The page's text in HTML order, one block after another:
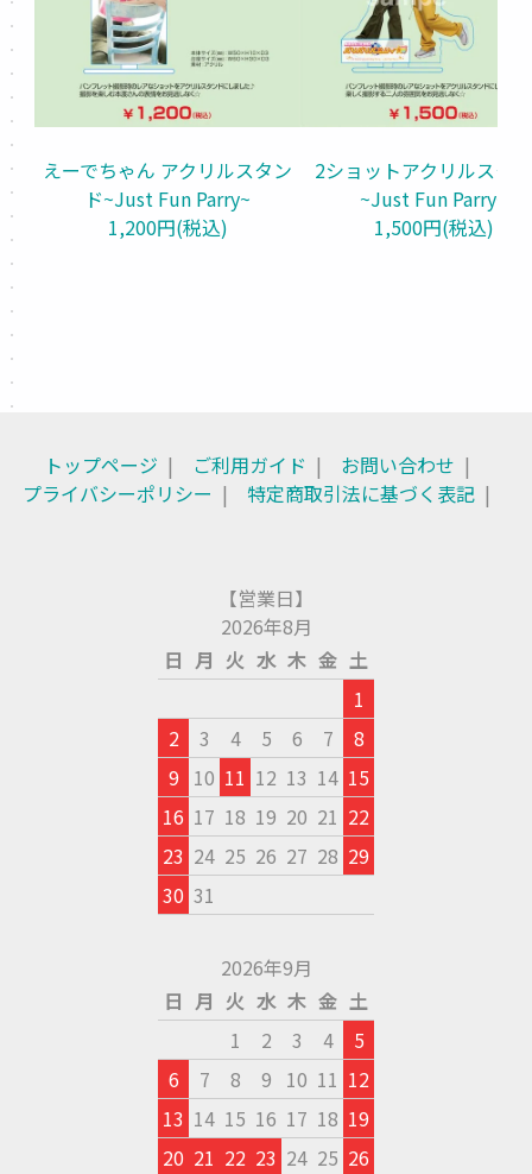
えーでちゃん アクリルスタン
ド~Just Fun Parry~
1,200円(税込)
2ショットアクリルスタ
~Just Fun Parry~
1,500円(税込)
トップページ ご利用ガイド
お問い合わせ
プライバシーポリシー
特定商取引法に基づく表記
【営業日】
2026年8月
日 月 火 水 木 金 土
1
2
3 4 5 6 7
8
9 10 11 12 13 14 15
16 17 18 19 20 21 22
23 24 25 26 27 28 29
30 31
2026年9月
日 月 火 水 木 金 土
1
2 3 4
5
6
7 8 9 10 11 12
13 14 15 16 17 18 19
20 21 22 23 24 25 26